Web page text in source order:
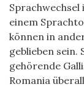
einem
können in
geblieben sein.
gehörende
Romania